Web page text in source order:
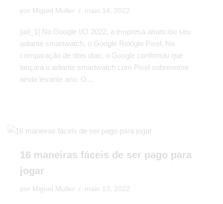
por Miguel Muller maio 14, 2022
[ad_1] No Google I/O 2022, a empresa anunciou seu
adiante smartwatch, o Google Relógio Pixel. Na
comparação de dois dias, o Google confirmou que
lançará o adiante smartwatch com Pixel sobrenome
ainda levante ano. O…
16 maneiras fáceis de ser pago para
jogar
por Miguel Muller maio 13, 2022